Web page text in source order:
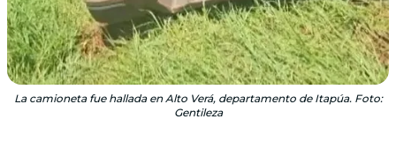
La camioneta fue hallada en Alto Verá, departamento de Itapúa. Foto:
Gentileza